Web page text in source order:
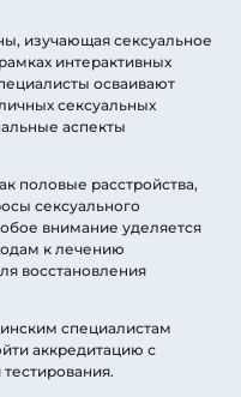
изучающая сексуальное
интерактивных
осваивают
сексуальных
аспекты
половые расстройства,
сексуального
внимание уделяется
к лечению
восстановления
специалистам
аккредитацию с